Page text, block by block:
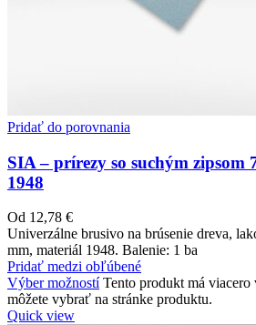
Pridať do porovnania
SIA – prírezy so suchým zipsom
1948
Od 12,78 €
Univerzálne brusivo na brúsenie dreva,
mm, materiál 1948. Balenie: 1 ba
Pridať medzi obľúbené
Výber možností Tento produkt má
môžete vybrať na stránke produktu.
Quick view